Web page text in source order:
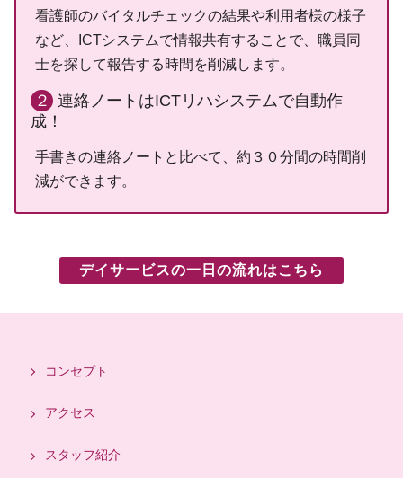
看護師のバイタルチェックの結果や利用者様の様子
など、ICTシステムで情報共有することで、職員同
士を探して報告する時間を削減します。
２ 連絡ノートはICTリハシステムで自動作
成！
手書きの連絡ノートと比べて、約３０分間の時間削
減ができます。
デイサービスの一日の流れはこちら
コンセプト
アクセス
スタッフ紹介